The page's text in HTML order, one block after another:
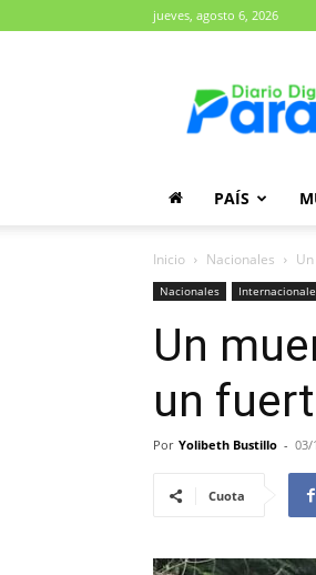
jueves, agosto 6, 2026
PAÍS
Inicio Nacionales
Nacionales
Un
un
Por Yolibeth Bustillo - 03/
Cuota